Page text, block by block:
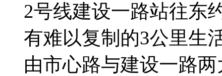
2号线建设一路站往东
有难以复制的3公里生
由市心路与建设一路